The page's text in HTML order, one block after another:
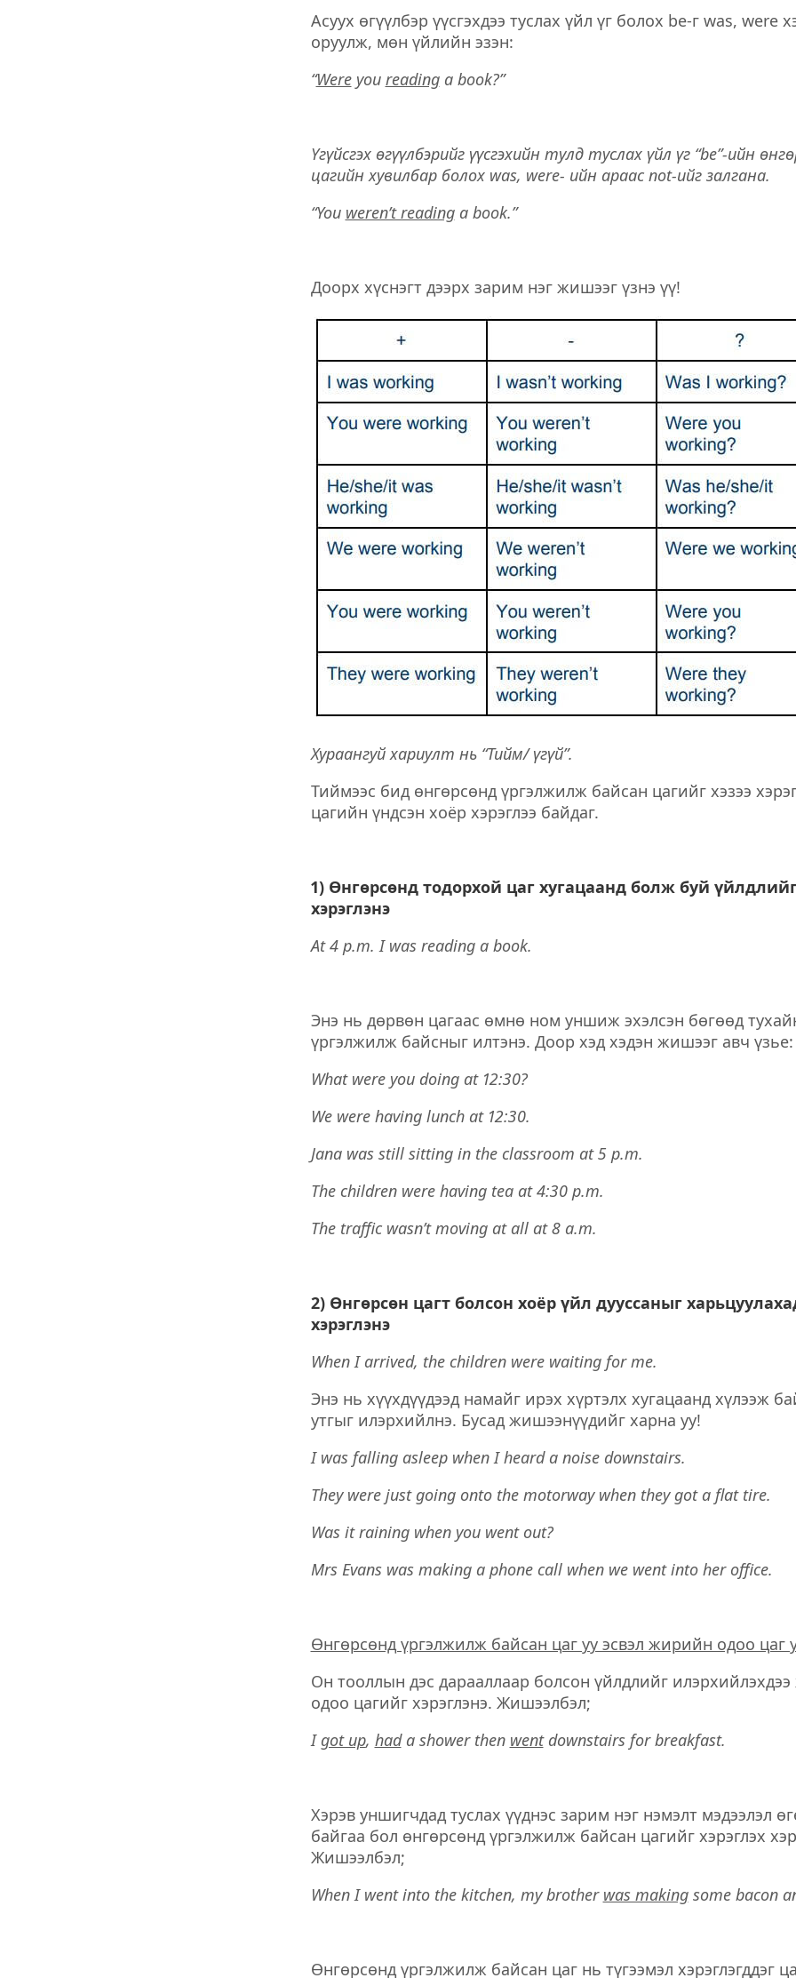
Асуух өгүүлбэр үүсгэхдээ туслах үйл үг болох be-г was, were
оруулж, мөн үйлийн эзэн:
“Wereyou readinga book?”
Үгүйсгэх өгүүлбэрийг үүсгэхийн тулд туслах үйл үг “be”-ийн
цагийн хувилбар болох was, were- ийн араас not-ийг залгана.
“You weren’t readinga book.”
Доорх хүснэгт дээрх зарим нэг жишээг үзнэ үү!
Хураангуй хариулт нь “Тийм/ үгүй”.
Тиймээс бид өнгөрсөнд үргэлжилж байсан цагийг хэзээ
цагийн үндсэн хоёр хэрэглээ байдаг.
1) Өнгөрсөнд тодорхой цаг хугацаанд болж буй
хэрэглэнэ
At 4 p.m. I was reading a book.
Энэ нь дөрвөн цагаас өмнө ном уншиж эхэлсэн бөгөөд
үргэлжилж байсныг илтэнэ. Доор хэд хэдэн жишээг авч үзье:
What were you doing at 12:30?
We were having lunch at 12:30.
Jana was still sitting in the classroom at 5 p.m.
The children were having tea at 4:30 p.m.
The traffic wasn’t moving at all at 8 a.m.
2) Өнгөрсөн цагт болсон хоёр үйл дууссаныг
хэрэглэнэ
When I arrived, the children were waiting for me.
Энэ нь хүүхдүүдээд намайг ирэх хүртэлх хугацаанд хүлээж
утгыг илэрхийлнэ. Бусад жишээнүүдийг харна уу!
I was falling asleep when I heard a noise downstairs.
They were just going onto the motorway when they got a flat tire.
Was it raining when you went out?
Mrs Evans was making a phone call when we went into her office.
Өнгөрсөнд үргэлжилж байсан цаг уу эсвэл жирийн одоо цаг
Он тооллын дэс дарааллаар болсон үйлдлийг
одоо цагийг хэрэглэнэ. Жишээлбэл;
I got up, hada shower then wentdownstairs for breakfast.
Хэрэв уншигчдад туслах үүднэс зарим нэг нэмэлт мэдээлэл
байгаа бол өнгөрсөнд үргэлжилж байсан цагийг хэрэглэх
Жишээлбэл;
When I went into the kitchen, my brother was makingsome bacon
Өнгөрсөнд үргэлжилж байсан цаг нь түгээмэл хэрэглэгддэг